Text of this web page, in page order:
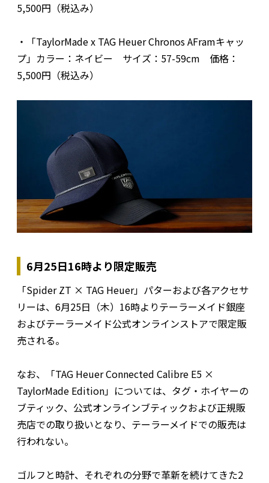
5,500円（税込み）
・「TaylorMade x TAG Heuer Chronos AFramキャッ
プ」カラー：ネイビー サイズ：57-59cm 価格：
5,500円（税込み）
6月25日16時より限定販売
「Spider ZT × TAG Heuer」パターおよび各アクセサ
リーは、6月25日（木）16時よりテーラーメイド銀座
およびテーラーメイド公式オンラインストアで限定販
売される。
なお、「TAG Heuer Connected Calibre E5 ×
TaylorMade Edition」については、タグ・ホイヤーの
ブティック、公式オンラインブティックおよび正規販
売店での取り扱いとなり、テーラーメイドでの販売は
行われない。
ゴルフと時計、それぞれの分野で革新を続けてきた2